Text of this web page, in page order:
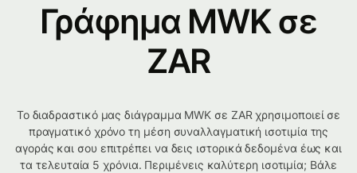
Γράφημα MWK σε
ZAR
Το διαδραστικό μας διάγραμμα MWK σε ZAR χρησιμοποιεί σε
πραγματικό χρόνο τη μέση συναλλαγματική ισοτιμία της
αγοράς και σου επιτρέπει να δεις ιστορικά δεδομένα έως και
τα τελευταία 5 χρόνια. Περιμένεις καλύτερη ισοτιμία; Βάλε